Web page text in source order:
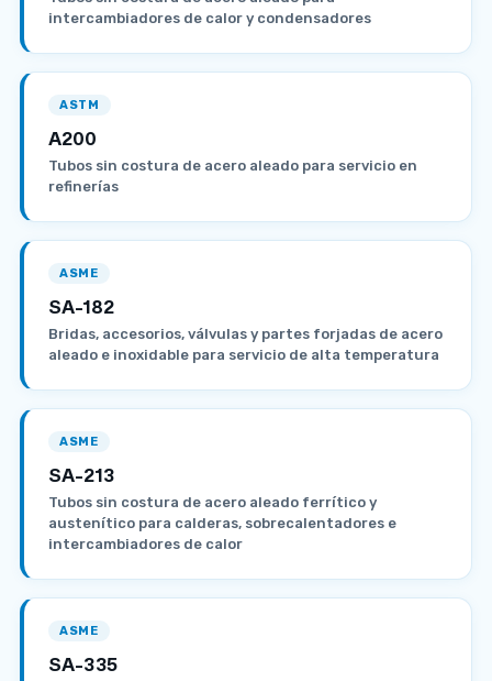
intercambiadores de calor y condensadores
ASTM
A200
Tubos sin costura de acero aleado para servicio en
refinerías
ASME
SA-182
Bridas, accesorios, válvulas y partes forjadas de acero
aleado e inoxidable para servicio de alta temperatura
ASME
SA-213
Tubos sin costura de acero aleado ferrítico y
austenítico para calderas, sobrecalentadores e
intercambiadores de calor
ASME
SA-335